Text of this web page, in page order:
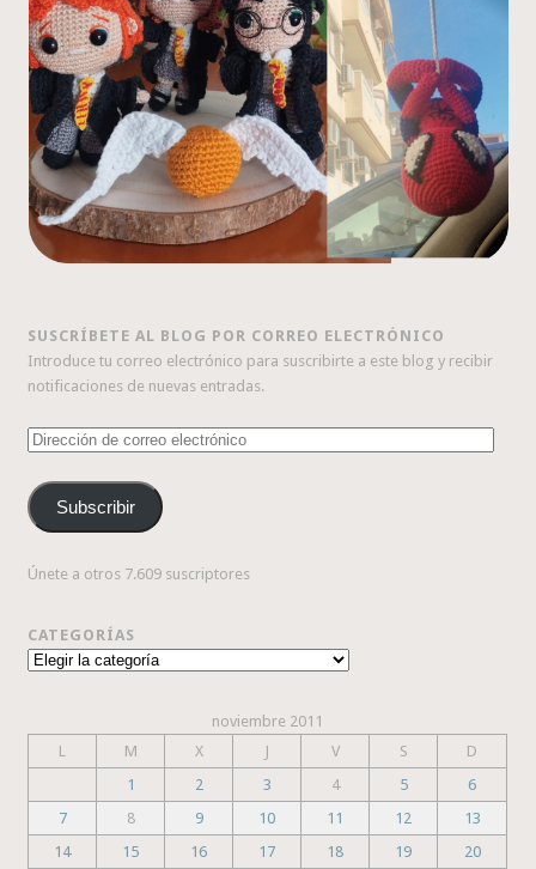
SUSCRÍBETE AL BLOG POR CORREO ELECTRÓNICO
Introduce tu correo electrónico para suscribirte a este blog y recibir
notificaciones de nuevas entradas.
Dirección
correo
electrónico
Subscribir
Únete a otros 7.609 suscriptores
CATEGORÍAS
Categorías
noviembre 2011
L
M X J V S
D
1
2 3 4 5
6
7
8 9 10 11 12
13
14
15 16 17 18 19
20